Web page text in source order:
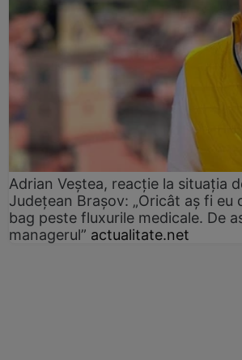
Adrian Veștea, reacție la situația
Județean Brașov: „Oricât aș fi eu
bag peste fluxurile medicale. De
managerul” actualitate.net